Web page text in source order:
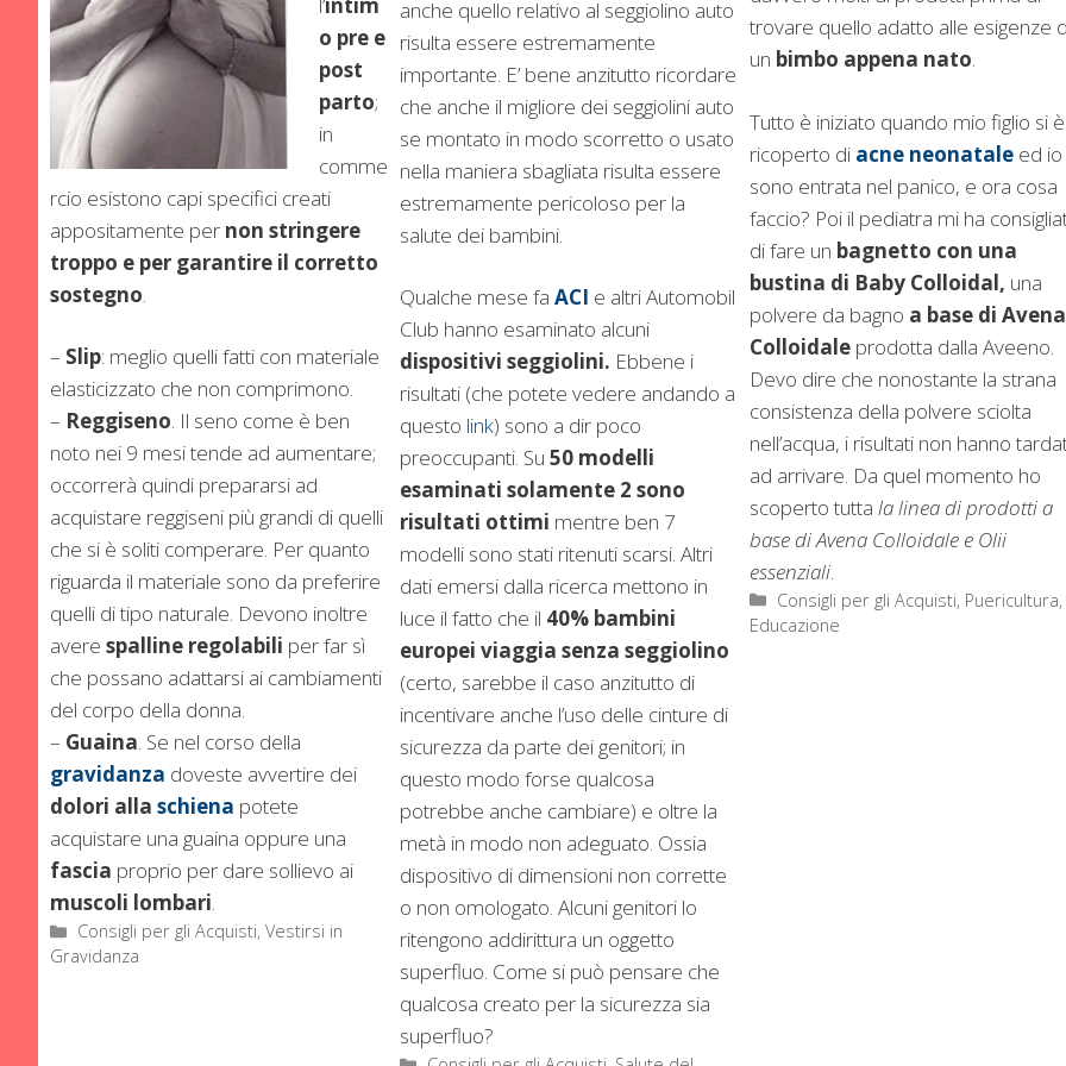
o pre e
post
parto;
in
comme
rcio esistono capi specifici creati
appositamente per non stringere
troppo e per garantire il corretto
sostegno.
– Slip: meglio quelli fatti con materiale
elasticizzato che non comprimono.
– Reggiseno. Il seno come è ben
noto nei 9 mesi tende ad aumentare;
occorrerà quindi prepararsi ad
acquistare reggiseni più grandi di quelli
che si è soliti comperare. Per quanto
riguarda il materiale sono da preferire
quelli di tipo naturale. Devono inoltre
avere spalline regolabili per far sì
che possano adattarsi ai cambiamenti
del corpo della donna.
– Guaina. Se nel corso della
gravidanza doveste avvertire dei
dolori alla schiena potete
acquistare una guaina oppure una
fascia proprio per dare sollievo ai
muscoli lombari.
Categorie
Consigli per gli Acquisti,Vestirsi in
Gravidanza
anche quello relativo al seggiolino auto
risulta essere estremamente
importante. E’ bene anzitutto ricordare
che anche il migliore dei seggiolini auto
se montato in modo scorretto o usato
nella maniera sbagliata risulta essere
estremamente pericoloso per la
salute dei bambini.
Qualche mese fa ACI e altri Automobil
Club hanno esaminato alcuni
dispositivi seggiolini. Ebbene i
risultati (che potete vedere andando a
questo link) sono a dir poco
preoccupanti. Su 50 modelli
esaminati solamente 2 sono
risultati ottimi mentre ben 7
modelli sono stati ritenuti scarsi. Altri
dati emersi dalla ricerca mettono in
luce il fatto che il 40% bambini
europei viaggia senza seggiolino
(certo, sarebbe il caso anzitutto di
incentivare anche l’uso delle cinture di
sicurezza da parte dei genitori; in
questo modo forse qualcosa
potrebbe anche cambiare) e oltre la
metà in modo non adeguato. Ossia
dispositivo di dimensioni non corrette
o non omologato. Alcuni genitori lo
ritengono addirittura un oggetto
superfluo. Come si può pensare che
qualcosa creato per la sicurezza sia
superfluo?
trovare quello adatto alle esigenze
un bimbo appena nato.
Tutto è iniziato quando mio figlio si è
ricoperto di acne neonataleed io
sono entrata nel panico, e ora cosa
faccio? Poi il pediatra mi ha
di fare un bagnetto con una
bustina di Baby Colloidal, una
polvere da bagno a base di Avena
Colloidale prodotta dalla Aveeno.
Devo dire che nonostante la strana
consistenza della polvere sciolta
nell’acqua, i risultati non hanno
ad arrivare. Da quel momento ho
scoperto tutta la linea di prodotti a
base di Avena Colloidale e Olii
essenziali.
Categorie
Consigli per gli Acquisti, Puericultura,
Educazione